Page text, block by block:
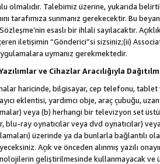
olmalıdır. Talebimiz üzerine, yukarıda
tarafımıza sunmanız gerekecektir. Bu
esaslı bir ihlali sayılacaktır.
iletişimin “Gönderici”si sizsiniz;(ii)
uymanız gerekmektedir.
ve Cihazlar Aracılığıyla
haricinde, bilgisayar, cep telefonu,
eklentisi, yardımcı obje, araç çubuğu,
veya (b) herhangi bir televizyon set
blu-ray oynatıcılar veya dvd oynatıcılar)
üzerinde ya da bunlarla bağlantılı
Açık ve önceden alınmış yazılı
geliştirilmesinde kullanmayacak ve